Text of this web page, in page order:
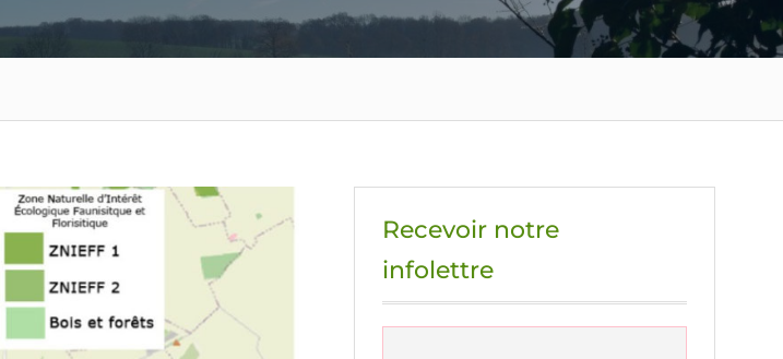
Recevoir notre
infolettre